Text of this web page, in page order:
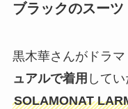
ブラックのスーツ
黒木華さんがドラマ
ュアルで着用 して
SOLAMONAT